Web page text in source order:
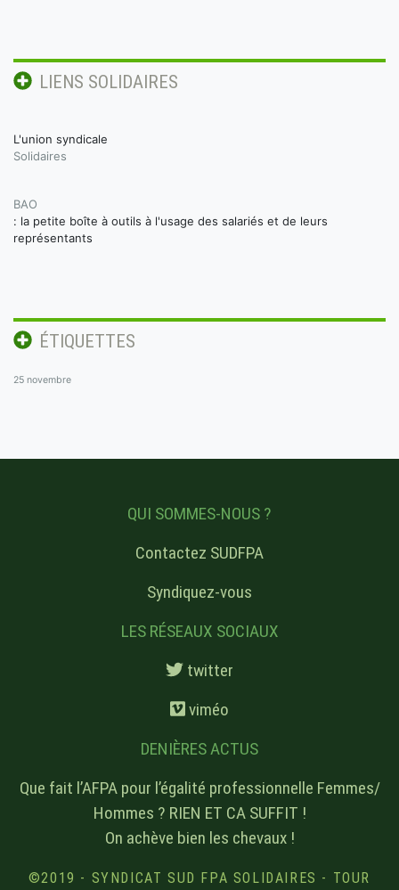
LIENS SOLIDAIRES
L'union syndicale
Solidaires
BAO
: la petite boîte à outils à l'usage des salariés et de leurs
représentants
ÉTIQUETTES
25 novembre
QUI SOMMES-NOUS ?
Contactez SUDFPA
Syndiquez-vous
LES RÉSEAUX SOCIAUX
twitter
viméo
DENIÈRES ACTUS
Que fait l’AFPA pour l’égalité professionnelle Femmes/
Hommes ? RIEN ET CA SUFFIT !
On achève bien les chevaux !
©2019 - SYNDICAT SUD FPA SOLIDAIRES - TOUR